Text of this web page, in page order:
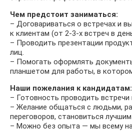
Чем предстоит заниматься:
– Договариваться о встречах и
к клиентам (от 2-3-х встреч в
– Проводить презентации
лиц.
– Помогать оформлять
планшетом для работы, в
Наши пожелания к кандидатам:
– Готовность проводить встречи
– Желание общаться с людьми,
переговоров, становиться
– Можно без опыта — мы всему